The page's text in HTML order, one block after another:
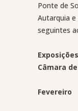
Ponte de
Autarquia
seguintes
Câmara
Fevereiro